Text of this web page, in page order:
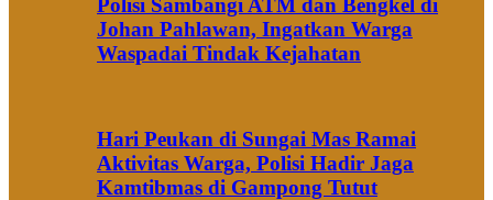
Polisi Sambangi ATM dan Bengkel di
Johan Pahlawan, Ingatkan Warga
Waspadai Tindak Kejahatan
Hari Peukan di Sungai Mas Ramai
Aktivitas Warga, Polisi Hadir Jaga
Kamtibmas di Gampong Tutut